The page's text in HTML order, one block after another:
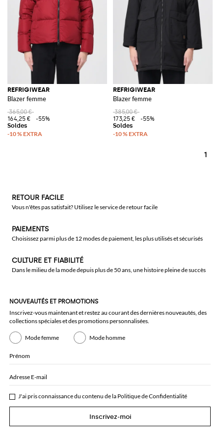
REFRIGIWEAR
Blazer femme
365,00 €
164,25 €
-55%
REFRIGIWEAR
Blazer femme
385,00 €
173,25 €
-55%
1
RETOUR FACILE
Vous n'êtes pas satisfait? Utilisez le service de retour facile
PAIEMENTS
Choisissez parmi plus de 12 modes de paiement, les plus utilisés et sécurisés
CULTURE ET FIABILITÉ
Dans le milieu de la mode depuis plus de 50 ans, une histoire pleine de succès
NOUVEAUTÉS ET PROMOTIONS
Inscrivez-vous maintenant et restez au courant des dernières nouveautés, des
collections spéciales et des promotions personnalisées.
Mode femme Mode homme
Prénom
Adresse E-mail
J'ai pris connaissance du contenu de la Politique de Confidentialité
Inscrivez-moi